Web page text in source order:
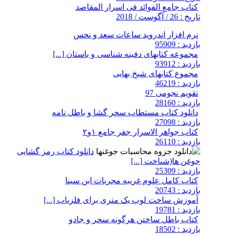
کتاب جامع الفوائد فی اسرار المقاصد
تاریخ : 26 / آگوست / 2018
نرم افزار اندروید ساعات سعد و نحس
بازدید : 95909
مجموعه کتابهای دفینه شناسی و باستان [...]
بازدید : 93912
مجموع کتابهای شیخ بهایی
بازدید : 46219
تقویم نجومی 97
بازدید : 28160
دانلود کتاب مستطاب سحر گشا و باطل نامه
بازدید : 27098
کتاب جواهر الاسرار جفر جامع ۱و۲
بازدید : 26110
دانلود کتاب رمز گشایی
جوغن ها(شناخت [...]
بازدید : 25309
کتاب کامل علوم غریبه مجربات ابن سینا
بازدید : 20743
آموزش ساخت لوپ یک متری برای فلزیاب [...]
بازدید : 19781
کتاب باطل ساختن هرگونه سحر و جادو
بازدید : 18502